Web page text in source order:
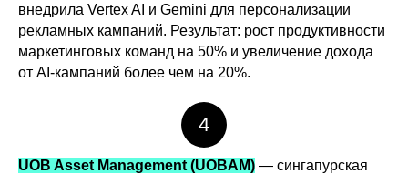
внедрила Vertex AI и Gemini для персонализации
рекламных кампаний. Результат: рост продуктивности
маркетинговых команд на 50% и увеличение дохода
от AI-кампаний более чем на 20%.
4
UOB Asset Management (UOBAM) — сингапурская